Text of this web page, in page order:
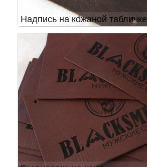
Надпись на кожаной табличке